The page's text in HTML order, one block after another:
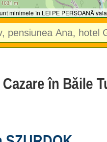
minimele în LEI PE PERSOANĂ
în Băile